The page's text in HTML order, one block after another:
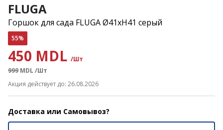
FLUGA
Горшок для сада FLUGA Ø41xH41 серый
55%
450 MDL /Шт
999 MDL/Шт
Акция действует до: 26.08.2026
Доставка или Самовывоз?